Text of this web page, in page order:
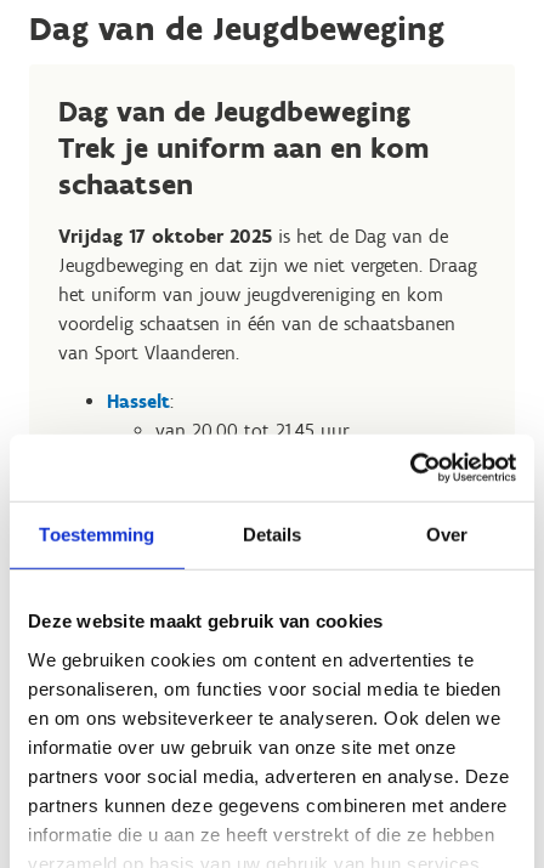
Toestemming Details Over
Deze website maakt gebruik van cookies
We gebruiken cookies om content en advertenties te
personaliseren, om functies voor social media te bieden
en om ons websiteverkeer te analyseren. Ook delen we
informatie over uw gebruik van onze site met onze
partners voor social media, adverteren en analyse. Deze
partners kunnen deze gegevens combineren met andere
informatie die u aan ze heeft verstrekt of die ze hebben
verzameld op basis van uw gebruik van hun services.
Dag van de Jeugdbeweging
Dag van de Jeugdbeweging
Trek je uniform aan en kom
schaatsen
Vrijdag 17 oktober 2025 is het de Dag van de
Jeugdbeweging en dat zijn we niet vergeten. Draag
het uniform van jouw jeugdvereniging en kom
voordelig schaatsen in één van de schaatsbanen
van Sport Vlaanderen.
Hasselt:
van 20.00 tot 21.45 uur
van 16.30 tot 17.30 uur
van 20.00 tot 21.30 uur
Zo belonen we de helden van onze
jeugdbewegingen. Jullie zorgen het hele jaar door
voor spel, avontuur en plezier voor duizenden
kinderen. Dus… uniform aan, vrienden mee en
schaatsen maar.
Prijs (incl. schaatshuur):€7,50 per persoon*
*Korting geldig aan de kassa en enkel voor leden in